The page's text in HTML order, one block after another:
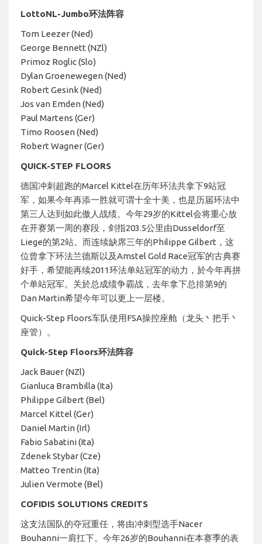
LottoNL-Jumbo环法阵容
Tom Leezer (Ned)
George Bennett (NZl)
Primoz Roglic (Slo)
Dylan Groenewegen (Ned)
Robert Gesink (Ned)
Jos van Emden (Ned)
Paul Martens (Ger)
Timo Roosen (Ned)
Robert Wagner (Ger)
QUICK-STEP FLOORS
德国冲刺超跑的Marcel Kittel在历年环法共拿下9站冠
军，如果今年再添一胜就可谓十全十美，也是历届环法中
第三人达到如此傲人战绩。今年29岁的Kittel会将重心放
在开赛第一周的赛段，剑指203.5公里由Dusseldorf至
Liege的第2站。而连续缺席三年的Philippe Gilbert，这
位曾拿下环法兰德斯以及Amstel Gold Race冠军的古典赛
好手，希望能再续2011环法单站冠军的动力，於今年再拼
个单站冠军。关於总成绩争霸战，去年拿下总排第9的
Dan Martin希望今年可以更上一层楼。
Quick-Step Floors车队使用FSA操控座舱（龙头丶把手丶
座管）。
Quick-Step Floors环法阵容
Jack Bauer (NZl)
Gianluca Brambilla (Ita)
Philippe Gilbert (Bel)
Marcel Kittel (Ger)
Daniel Martin (Irl)
Fabio Sabatini (Ita)
Zdenek Stybar (Cze)
Matteo Trentin (Ita)
Julien Vermote (Bel)
COFIDIS SOLUTIONS CREDITS
这支法国队的夺冠重任，将由冲刺型选手Nacer
Bouhanni一肩扛下。今年26岁的Bouhanni在本赛季的表